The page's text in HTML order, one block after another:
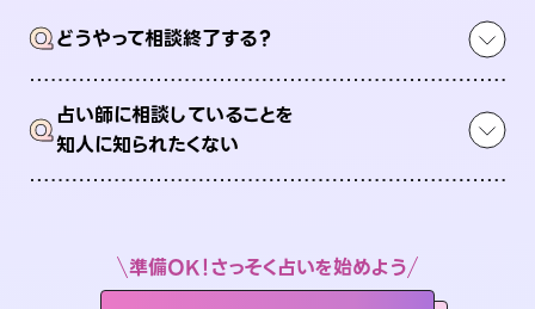
Qどうやって相談終了する？
Q占い師に相談していることを
知人に知られたくない
準備OK！さっそく占いを始めよう